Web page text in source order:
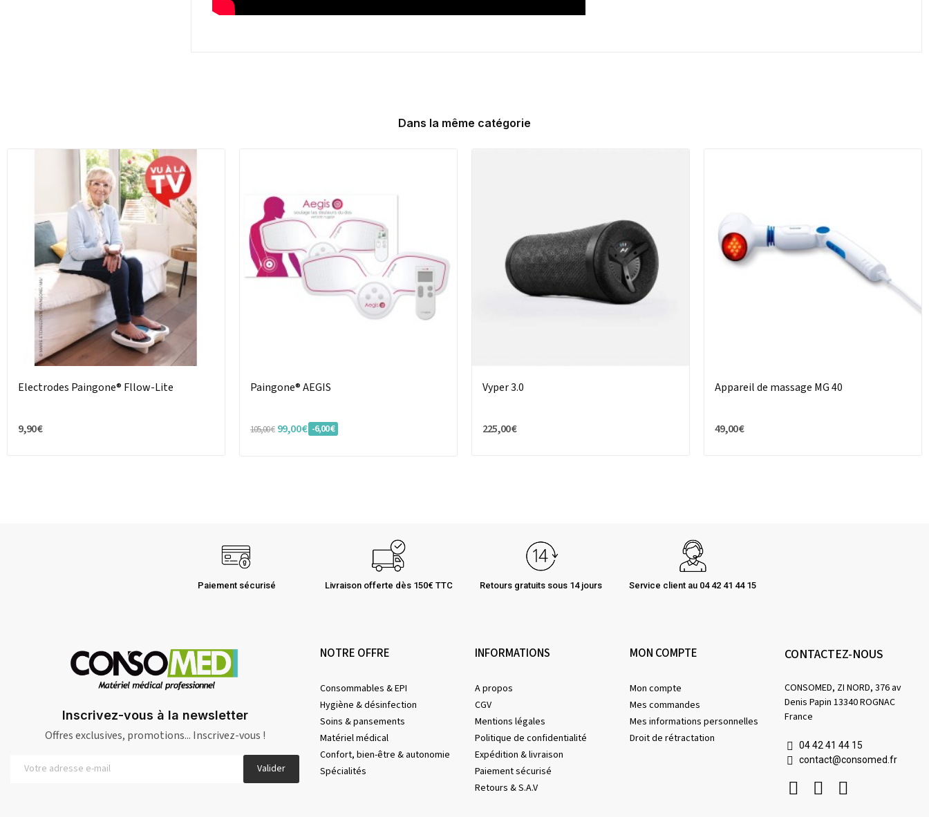
Dans la même catégorie
Electrodes Paingone® Fllow-Lite
9,90 €
Paingone® AEGIS
105,00 € 99,00 € -6,00 €
Vyper 3.0
225,00 €
Appareil de massage MG 40
49,00 €
Paiement sécurisé Livraison offerte dès 150€ TTC Retours gratuits sous 14 jours Service client au 04 42 41 44 15
Inscrivez-vous à la newsletter
Offres exclusives, promotions... Inscrivez-vous !
Valider
NOTRE OFFRE
Consommables & EPI
Hygiène & désinfection
Soins & pansements
Matériel médical
Confort, bien-être & autonomie
Spécialités
INFORMATIONS
A propos
CGV
Mentions légales
Politique de confidentialité
Expédition & livraison
Paiement sécurisé
Retours & S.A.V
MON COMPTE
Mon compte
Mes commandes
Mes informations personnelles
Droit de rétractation
CONTACTEZ-NOUS
CONSOMED, ZI NORD, 376 av
Denis Papin 13340 ROGNAC
France
04 42 41 44 15
contact@consomed.fr